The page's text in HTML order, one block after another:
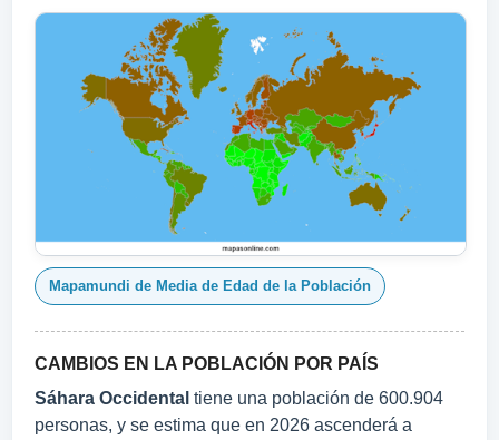
Mapamundi de Media de Edad de la Población
CAMBIOS EN LA POBLACIÓN POR PAÍS
Sáhara Occidental tiene una población de 600.904
personas, y se estima que en 2026 ascenderá a